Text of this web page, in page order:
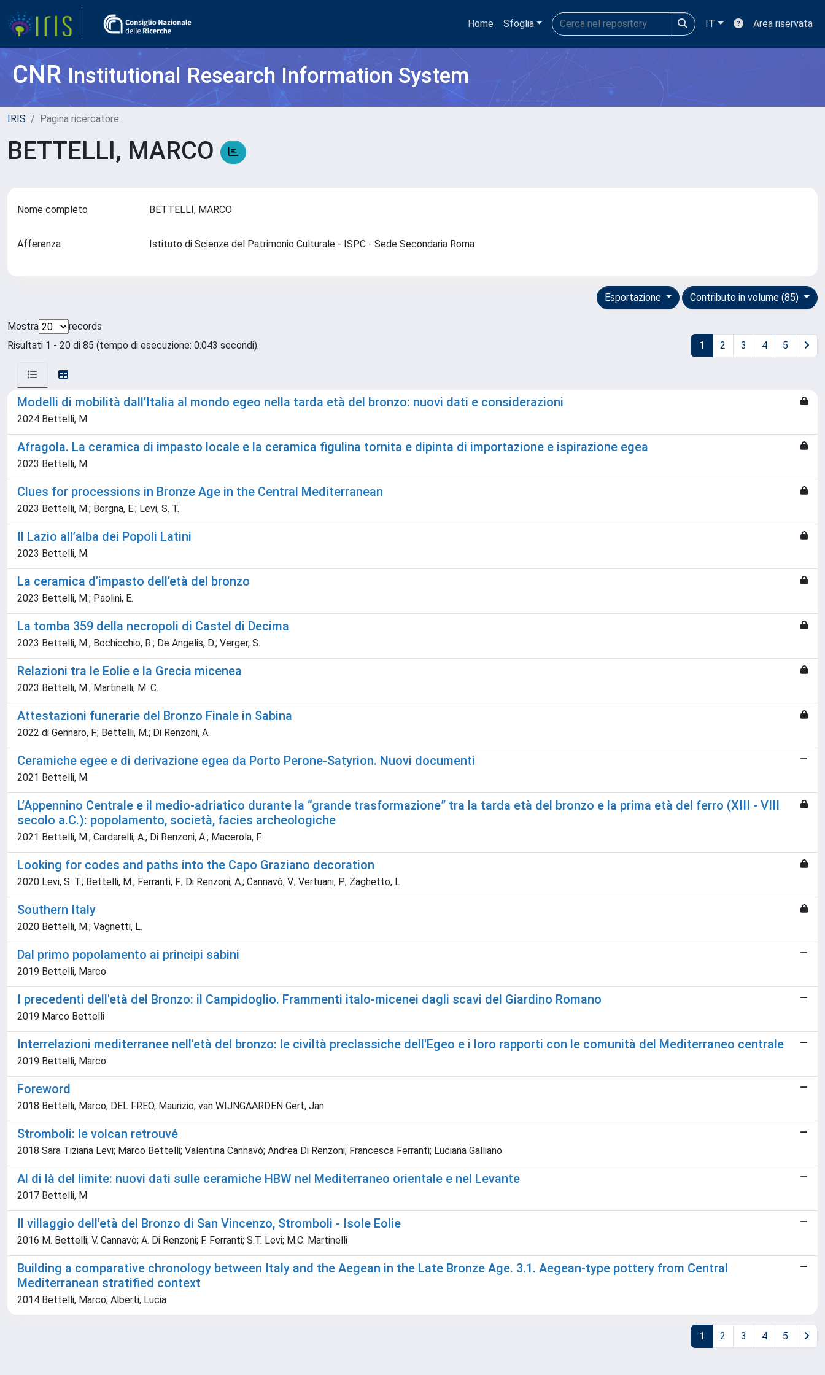
Home Sfoglia IT Area riservata
CNRInstitutional Research Information System
IRIS Pagina ricercatore
BETTELLI, MARCO
Nome completo BETTELLI, MARCO
Afferenza Istituto di Scienze del Patrimonio Culturale - ISPC - Sede Secondaria Roma
Contributo in volume (85)
Esportazione
Mostra
records
Risultati 1 - 20 di 85 (tempo di esecuzione: 0.043 secondi).
1 2 3 4 5
Modelli di mobilità dall’Italia al mondo egeo nella tarda età del bronzo: nuovi dati e considerazioni
2024 Bettelli, M.
Afragola. La ceramica di impasto locale e la ceramica figulina tornita e dipinta di importazione e ispirazione egea
2023 Bettelli, M.
Clues for processions in Bronze Age in the Central Mediterranean
2023 Bettelli, M.; Borgna, E.; Levi, S. T.
Il Lazio all’alba dei Popoli Latini
2023 Bettelli, M.
La ceramica d’impasto dell’età del bronzo
2023 Bettelli, M.; Paolini, E.
La tomba 359 della necropoli di Castel di Decima
2023 Bettelli, M.; Bochicchio, R.; De Angelis, D.; Verger, S.
Relazioni tra le Eolie e la Grecia micenea
2023 Bettelli, M.; Martinelli, M. C.
Attestazioni funerarie del Bronzo Finale in Sabina
2022 di Gennaro, F.; Bettelli, M.; Di Renzoni, A.
Ceramiche egee e di derivazione egea da Porto Perone-Satyrion. Nuovi documenti
2021 Bettelli, M.
L’Appennino Centrale e il medio-adriatico durante la “grande trasformazione” tra la tarda età del bronzo e la prima età del ferro (XIII - VIII
secolo a.C.): popolamento, società, facies archeologiche
2021 Bettelli, M.; Cardarelli, A.; Di Renzoni, A.; Macerola, F.
Looking for codes and paths into the Capo Graziano decoration
2020 Levi, S. T.; Bettelli, M.; Ferranti, F.; Di Renzoni, A.; Cannavò, V.; Vertuani, P.; Zaghetto, L.
Southern Italy
2020 Bettelli, M.; Vagnetti, L.
Dal primo popolamento ai principi sabini
2019 Bettelli, Marco
I precedenti dell'età del Bronzo: il Campidoglio. Frammenti italo-micenei dagli scavi del Giardino Romano
2019 Marco Bettelli
Interrelazioni mediterranee nell'età del bronzo: le civiltà preclassiche dell'Egeo e i loro rapporti con le comunità del Mediterraneo centrale
2019 Bettelli, Marco
Foreword
2018 Bettelli, Marco; DEL FREO, Maurizio; van WIJNGAARDEN Gert, Jan
Stromboli: le volcan retrouvé
2018 Sara Tiziana Levi; Marco Bettelli; Valentina Cannavò; Andrea Di Renzoni; Francesca Ferranti; Luciana Galliano
Al di là del limite: nuovi dati sulle ceramiche HBW nel Mediterraneo orientale e nel Levante
2017 Bettelli, M
Il villaggio dell'età del Bronzo di San Vincenzo, Stromboli - Isole Eolie
2016 M. Bettelli; V. Cannavò; A. Di Renzoni; F. Ferranti; S.T. Levi; M.C. Martinelli
Building a comparative chronology between Italy and the Aegean in the Late Bronze Age. 3.1. Aegean-type pottery from Central
Mediterranean stratified context
2014 Bettelli, Marco; Alberti, Lucia
1 2 3 4 5